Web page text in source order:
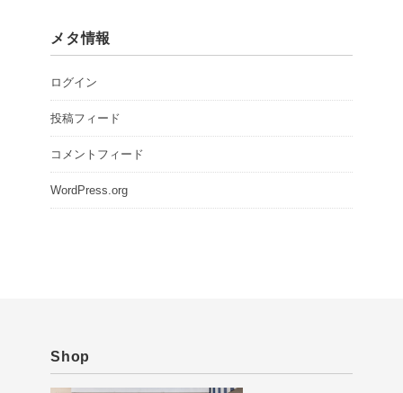
メタ情報
ログイン
投稿フィード
コメントフィード
WordPress.org
Shop